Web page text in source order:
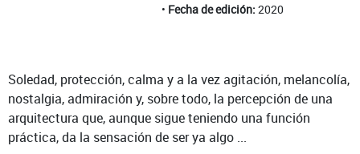
Fecha de edición: 2020
Soledad, protección, calma y a la vez agitación, melancolía,
nostalgia, admiración y, sobre todo, la percepción de una
arquitectura que, aunque sigue teniendo una función
práctica, da la sensación de ser ya algo ...